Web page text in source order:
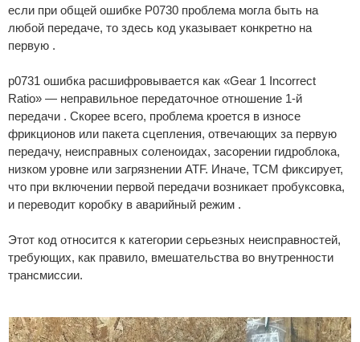
если при общей ошибке P0730 проблема могла быть на
любой передаче, то здесь код указывает конкретно на
первую .
p0731 ошибка расшифровывается как «Gear 1 Incorrect
Ratio» — неправильное передаточное отношение 1-й
передачи . Скорее всего, проблема кроется в износе
фрикционов или пакета сцепления, отвечающих за первую
передачу, неисправных соленоидах, засорении гидроблока,
низком уровне или загрязнении ATF. Иначе, TCM фиксирует,
что при включении первой передачи возникает пробуксовка,
и переводит коробку в аварийный режим .
Этот код относится к категории серьезных неисправностей,
требующих, как правило, вмешательства во внутренности
трансмиссии.